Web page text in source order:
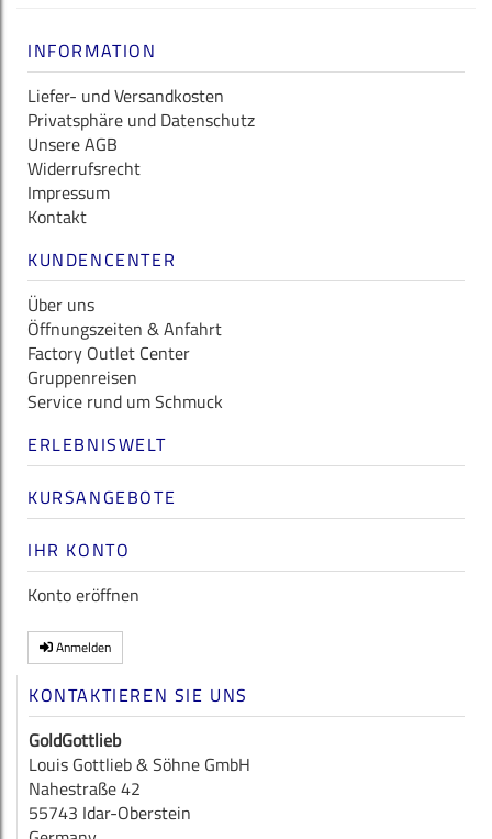
INFORMATION
Liefer- und Versandkosten
Privatsphäre und Datenschutz
Unsere AGB
Widerrufsrecht
Impressum
Kontakt
KUNDENCENTER
Über uns
Öffnungszeiten & Anfahrt
Factory Outlet Center
Gruppenreisen
Service rund um Schmuck
ERLEBNISWELT
KURSANGEBOTE
IHR KONTO
Konto eröffnen
Anmelden
KONTAKTIEREN SIE UNS
GoldGottlieb
Louis Gottlieb & Söhne GmbH
Nahestraße 42
55743 Idar-Oberstein